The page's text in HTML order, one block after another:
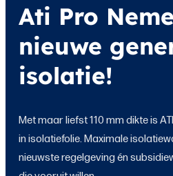
Ati Pro
nieuwe
isolatie!
Met maar liefst 110 mm dikte is
in isolatiefolie. Maximale
nieuwste regelgeving én